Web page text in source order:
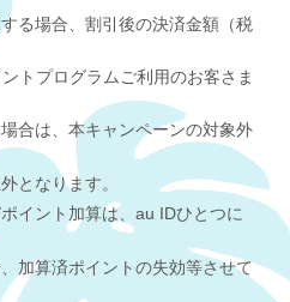
る場合、割引後の決済金額（税
トプログラムご利用のお客さま
合は、本キャンペーンの対象外
となります。
イント加算は、au IDひとつに
加算済ポイントの失効等させて